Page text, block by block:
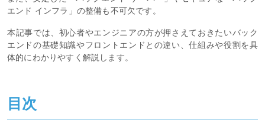
エンド インフラ」の整備も不可欠です。
本記事では、初心者やエンジニアの方が押さえておきたいバック
エンドの基礎知識やフロントエンドとの違い、仕組みや役割を具
体的にわかりやすく解説します。
目次